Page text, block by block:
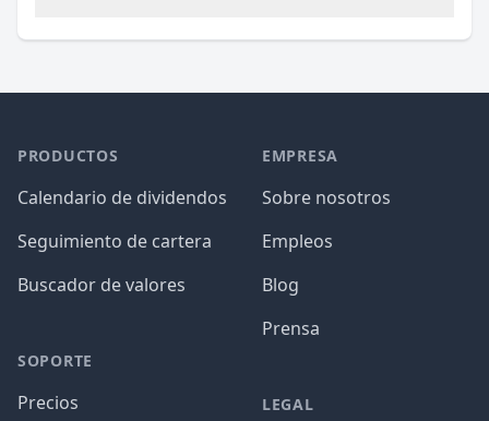
PRODUCTOS
Calendario de dividendos
Seguimiento de cartera
Buscador de valores
SOPORTE
Precios
EMPRESA
Sobre nosotros
Empleos
Blog
Prensa
LEGAL